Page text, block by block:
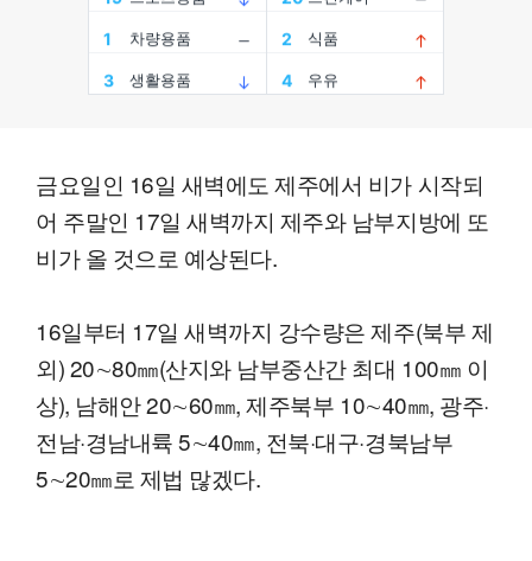
금요일인 16일 새벽에도 제주에서 비가 시작되
어 주말인 17일 새벽까지 제주와 남부지방에 또
비가 올 것으로 예상된다.
16일부터 17일 새벽까지 강수량은 제주(북부 제
외) 20∼80㎜(산지와 남부중산간 최대 100㎜ 이
상), 남해안 20∼60㎜, 제주북부 10∼40㎜, 광주·
전남·경남내륙 5∼40㎜, 전북·대구·경북남부
5∼20㎜로 제법 많겠다.